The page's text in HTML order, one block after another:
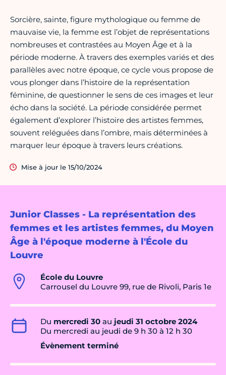
Junior Classes - La représentation des
femmes et les artistes femmes, du Moyen
Âge à l'époque moderne à l'École du
Louvre
École du Louvre
Carrousel du Louvre 99, rue de Rivoli, Paris 1e
Du mercredi 30 au jeudi 31 octobre 2024
Du mercredi au jeudi de 9 h 30 à 12 h 30
Évènement terminé
Sorcière, sainte, figure mythologique ou femme de
mauvaise vie, la femme est l’objet de représentations
nombreuses et contrastées au Moyen Âge et à la
période moderne. À travers des exemples variés et des
parallèles avec notre époque, ce cycle vous propose de
vous plonger dans l’histoire de la représentation
féminine, de questionner le sens de ces images et leur
écho dans la société. La période considérée permet
également d’explorer l’histoire des artistes femmes,
souvent reléguées dans l’ombre, mais déterminées à
marquer leur époque à travers leurs créations.
Mise à jour le 15/10/2024